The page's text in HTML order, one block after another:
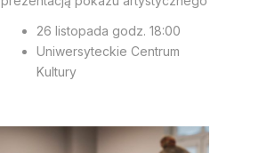
26 listopada godz. 18:00
Uniwersyteckie Centrum
Kultury